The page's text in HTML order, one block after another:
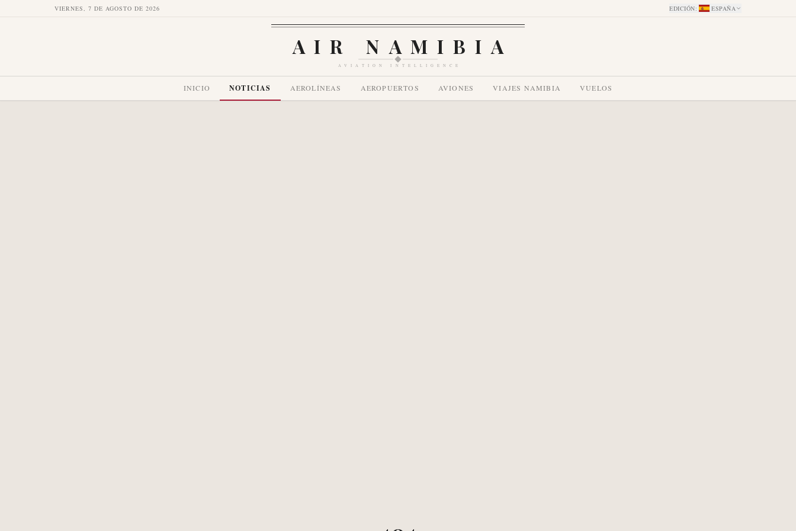
VIERNES, 7 DE AGOSTO DE 2026 EDICIÓN: ESPAÑA
AIR NAMIBIA
AVIATION INTELLIGENCE
INICIO NOTICIAS AEROLÍNEAS AEROPUERTOS AVIONES VIAJES NAMIBIA VUELOS